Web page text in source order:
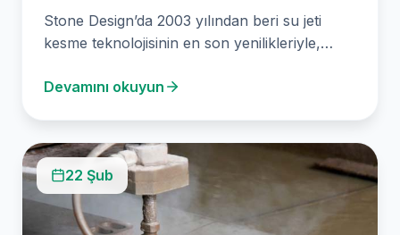
Stone Design’da 2003 yılından beri su jeti
kesme teknolojisinin en son yenilikleriyle,
kesimini gerçekleştiriyoruz. Titiz…
Devamını okuyun
22 Şub